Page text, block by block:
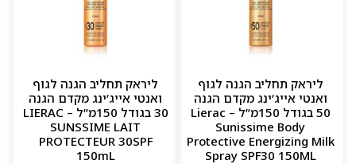
ליראק תחליב הגנה לגוף
ואנטי אייג’ינג מקדם הגנה
50 בגודל 150מ”ל – Lierac
Sunissime Body
Protective Energizing Milk
Spray SPF30 150ML
ליראק תחליב הגנה לגוף
ואנטי אייג’ינג מקדם הגנה
30 בגודל 150מ”ל – LIERAC
SUNSSIME LAIT
PROTECTEUR 30SPF
150mL